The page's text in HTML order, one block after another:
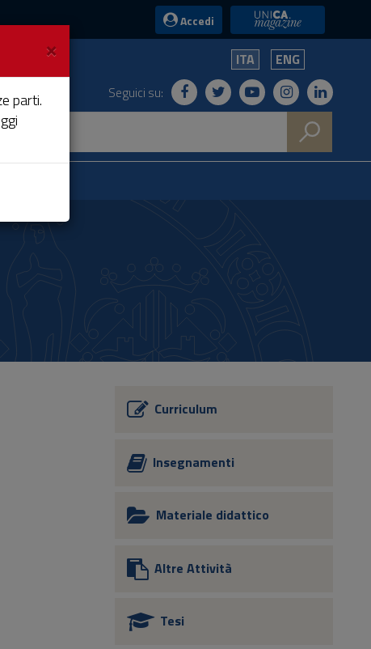
Accedi UniCA News
ITA ENG
Seguici su:
Curriculum
Insegnamenti
Materiale didattico
Altre Attività
Tesi
×
parti.